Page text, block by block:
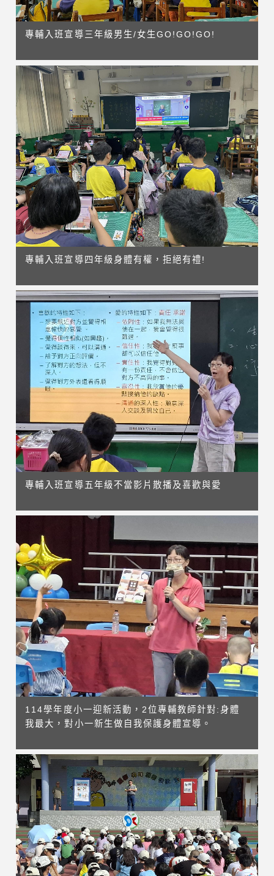
專輔入班宣導三年級男生/女生GO!GO!GO!
專輔入班宣導四年級身體有權，拒絕有禮!
專輔入班宣導五年級不當影片散播及喜歡與愛
114學年度小一迎新活動，2位專輔教師針對:身體
我最大，對小一新生做自我保護身體宣導。